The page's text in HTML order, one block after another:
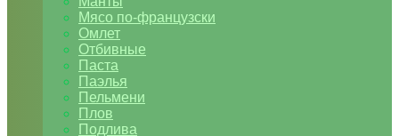
Мясо по-французски
Омлет
Отбивные
Паста
Паэлья
Пельмени
Плов
Подлива